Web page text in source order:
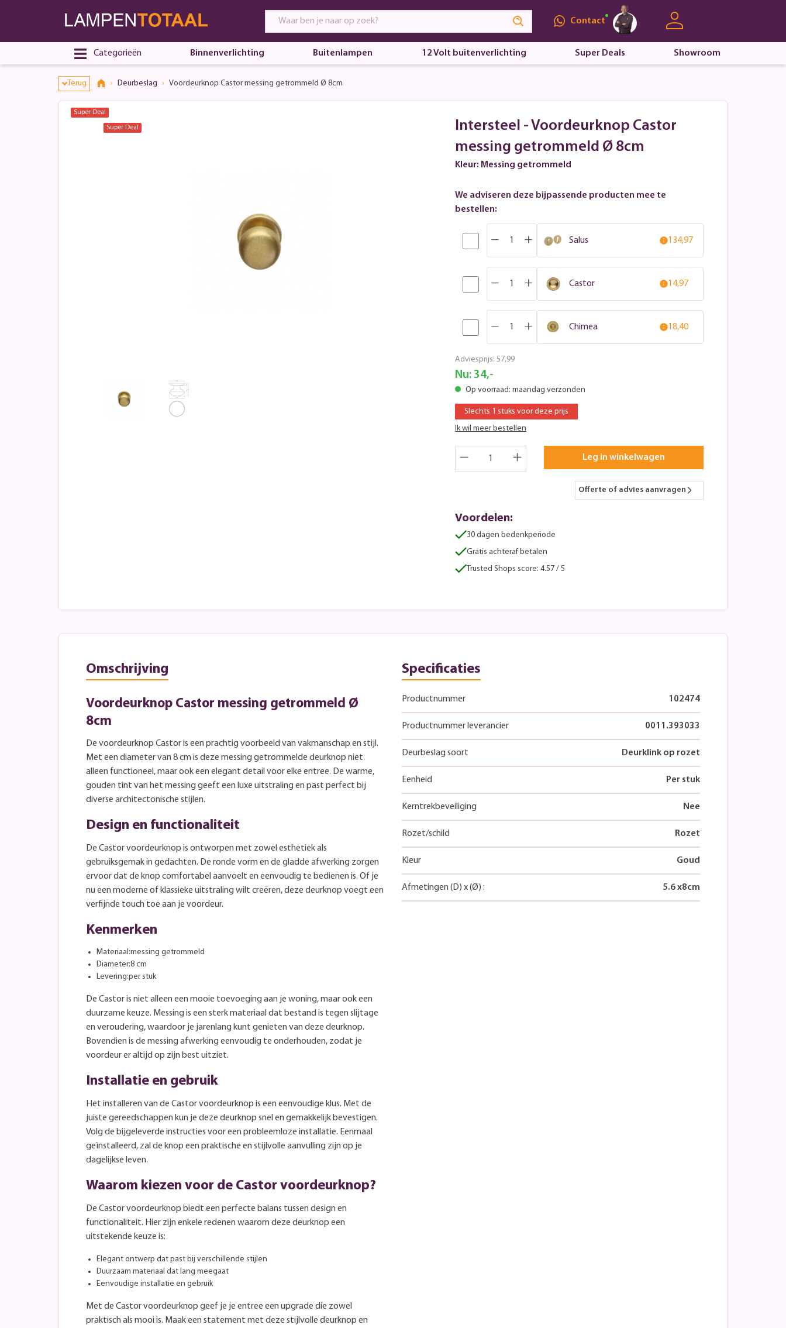
Contact
Categorieën Binnenverlichting Buitenlampen 12 Volt buitenverlichting Super Deals Showroom
Terug Deurbeslag Voordeurknop Castor messing getrommeld Ø 8cm
Super Deal
Super Deal
Intersteel - Voordeurknop Castor
messing getrommeld Ø 8cm
Kleur: Messing getrommeld
We adviseren deze bijpassende producten mee te
bestellen:
Salus 134,97
Castor 14,97
Chimea 18,40
Adviesprijs: 57,99
Nu: 34,-
Op voorraad: maandag verzonden
Slechts 1 stuks voor deze prijs
Ik wil meer bestellen
Leg in winkelwagen
Offerte of advies aanvragen
Voordelen:
30 dagen bedenkperiode
Gratis achteraf betalen
Trusted Shops score: 4.57 / 5
Omschrijving
Voordeurknop Castor messing getrommeld Ø
8cm
De voordeurknop Castor is een prachtig voorbeeld van vakmanschap en stijl.
Met een diameter van 8 cm is deze messing getrommelde deurknop niet
alleen functioneel, maar ook een elegant detail voor elke entree. De warme,
gouden tint van het messing geeft een luxe uitstraling en past perfect bij
diverse architectonische stijlen.
Design en functionaliteit
De Castor voordeurknop is ontworpen met zowel esthetiek als
gebruiksgemak in gedachten. De ronde vorm en de gladde afwerking zorgen
ervoor dat de knop comfortabel aanvoelt en eenvoudig te bedienen is. Of je
nu een moderne of klassieke uitstraling wilt creëren, deze deurknop voegt een
verfijnde touch toe aan je voordeur.
Kenmerken
Materiaal:messing getrommeld
Diameter:8 cm
Levering:per stuk
De Castor is niet alleen een mooie toevoeging aan je woning, maar ook een
duurzame keuze. Messing is een sterk materiaal dat bestand is tegen slijtage
en veroudering, waardoor je jarenlang kunt genieten van deze deurknop.
Bovendien is de messing afwerking eenvoudig te onderhouden, zodat je
voordeur er altijd op zijn best uitziet.
Installatie en gebruik
Het installeren van de Castor voordeurknop is een eenvoudige klus. Met de
juiste gereedschappen kun je deze deurknop snel en gemakkelijk bevestigen.
Volg de bijgeleverde instructies voor een probleemloze installatie. Eenmaal
geïnstalleerd, zal de knop een praktische en stijlvolle aanvulling zijn op je
dagelijkse leven.
Waarom kiezen voor de Castor voordeurknop?
De Castor voordeurknop biedt een perfecte balans tussen design en
functionaliteit. Hier zijn enkele redenen waarom deze deurknop een
uitstekende keuze is:
Elegant ontwerp dat past bij verschillende stijlen
Duurzaam materiaal dat lang meegaat
Eenvoudige installatie en gebruik
Met de Castor voordeurknop geef je je entree een upgrade die zowel
praktisch als mooi is. Maak een statement met deze stijlvolle deurknop en
Specificaties
Productnummer 102474
Productnummer leverancier 0011.393033
Deurbeslag soort Deurklink op rozet
Eenheid Per stuk
Kerntrekbeveiliging Nee
Rozet/schild Rozet
Kleur Goud
Afmetingen (D) x(Ø) : 5.6x8cm